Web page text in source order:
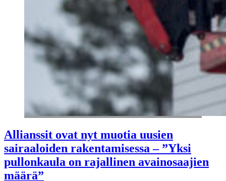
Allianssit ovat nyt muotia uusien
sairaaloiden rakentamisessa – ”Yksi
pullonkaula on rajallinen avainosaajien
määrä”